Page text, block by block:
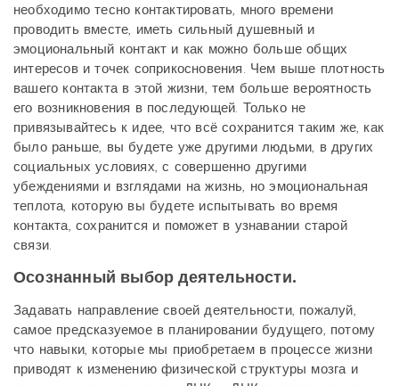
необходимо тесно контактировать, много времени
проводить вместе, иметь сильный душевный и
эмоциональный контакт и как можно больше общих
интересов и точек соприкосновения. Чем выше плотность
вашего контакта в этой жизни, тем больше вероятность
его возникновения в последующей. Только не
привязывайтесь к идее, что всё сохранится таким же, как
было раньше, вы будете уже другими людьми, в других
социальных условиях, с совершенно другими
убеждениями и взглядами на жизнь, но эмоциональная
теплота, которую вы будете испытывать во время
контакта, сохранится и поможет в узнавании старой
связи.
Осознанный выбор деятельности.
Задавать направление своей деятельности, пожалуй,
самое предсказуемое в планировании будущего, потому
что навыки, которые мы приобретаем в процессе жизни
приводят к изменению физической структуры мозга и